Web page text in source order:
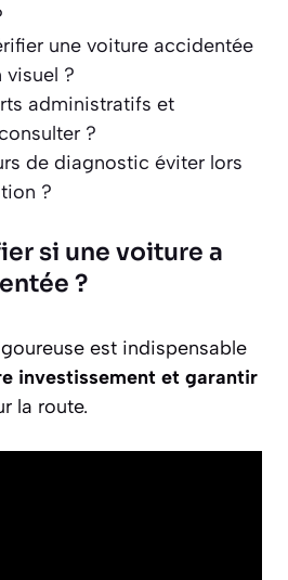
une voiture accidentée
visuel ?
administratifs et
?
de diagnostic éviter lors
?
si une voiture a
?
est indispensable
investissement et garantir
la route.